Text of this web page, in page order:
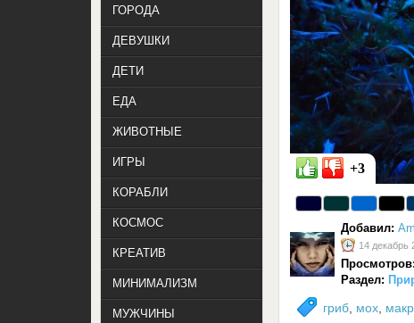
гриб мох
Добавил:
14 декабрь
Просмотров:
+3
Раздел:
ГОРОДА
ДЕВУШКИ
ДЕТИ
ЕДА
ЖИВОТНЫЕ
ИГРЫ
КОРАБЛИ
КОСМОС
КРЕАТИВ
МИНИМАЛИЗМ
МУЖЧИНЫ